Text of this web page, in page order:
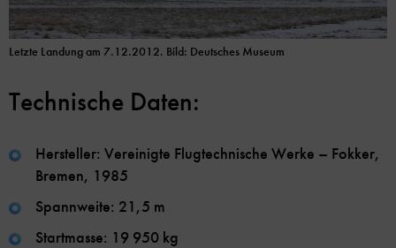
Letzte Landung am 7.12.2012. Bild: Deutsches Museum
Technische Daten:
Hersteller: Vereinigte Flugtechnische Werke – Fokker,
Bremen, 1985
Spannweite: 21,5 m
Startmasse: 19 950 kg